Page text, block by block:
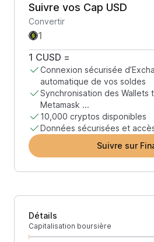
Suivre vos Cap USD
Convertir
1 CUSD =
Connexion sécurisée
automatique de vos soldes
Synchronisation des Wallets
Metamask ...
10,000 cryptos disponibles
Données sécurisées et
Suivre sur
Détails
Capitalisation boursière